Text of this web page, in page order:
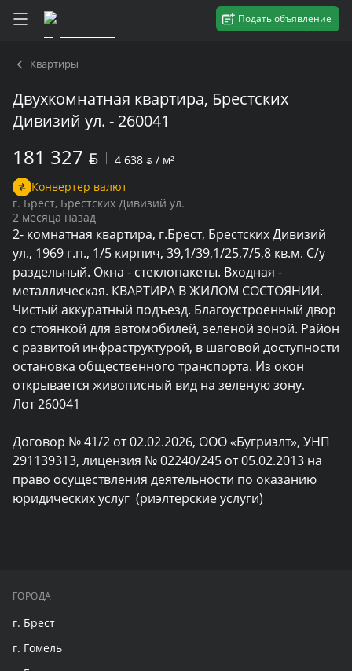
Подать объявление
Квартиры
Двухкомнатная квартира, Брестских
Дивизий ул. - 260041
181 327 BYN 4 638 BYN / м²
Конвертер валют
г. Брест, Брестских Дивизий ул.
2 месяца назад
2- комнатная квартира, г.Брест, Брестских Дивизий
ул., 1969 г.п., 1/5 кирпич, 39,1/39,1/25,7/5,8 кв.м. С/у
раздельный. Окна - стеклопакеты. Входная -
металлическая. КВАРТИРА В ЖИЛОМ СОСТОЯНИИ.
Чистый аккуратный подъезд. Благоустроенный двор
со стоянкой для автомобилей, зеленой зоной. Район
с развитой инфраструктурой, в шаговой доступности
остановка общественного транспорта. Из окон
открывается живописный вид на зеленую зону.
Лот 260041
Договор № 41/2 от 02.02.2026, ООО «Бугриэлт», УНП
291139313, лицензия № 02240/245 от 05.02.2013 на
право осуществления деятельности по оказанию
юридических услуг  (риэлтерские услуги)
ГОРОДА
г. Брест
г. Гомель